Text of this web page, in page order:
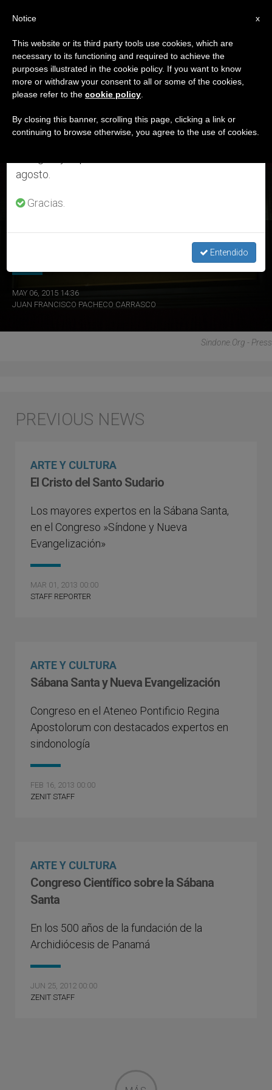
ETIQUETA
Posts Tagged ‘sabana
Santa’
ÚLTIMAS NOTICIAS
'La Sábana Santa es un rastro que ha dejado Dios en este
MAY 06, 2015 14:36
JUAN FRANCISCO PACHECO CARRASCO
Sindone.org - Press
ARTE Y CULTURA
El Cristo del Santo Sudario
Los mayores expertos en la Sábana Santa,
en el Congreso »Síndone y Nueva
Evangelización»
MAR 01, 2013 00:00
STAFF REPORTER
ARTE Y CULTURA
Sábana Santa y Nueva Evangelización
Congreso en el Ateneo Pontificio Regina
Apostolorum con destacados expertos en
sindonología
FEB 16, 2013 00:00
ZENIT STAFF
ARTE Y CULTURA
Congreso Científico sobre la Sábana
Santa
En los 500 años de la fundación de la
Archidiócesis de Panamá
JUN 25, 2012 00:00
ZENIT STAFF
×
Aviso importante
Del 27 de julio al 7 de agosto haremos la pausa
anual, aprovechando que en el periodo de verano
se generan menos informaciones y también el
agosto.
Gracias.
Entendido
x
Notice
This website or its third party tools use cookies, which are
necessary to its functioning and required to achieve the
purposes illustrated in the cookie policy. If you want to know
more or withdraw your consent to all or some of the cookies,
please refer to the cookie policy
By closing this banner, scrolling this page, clicking a link or
continuing to browse otherwise, you agree to the use of cookies.